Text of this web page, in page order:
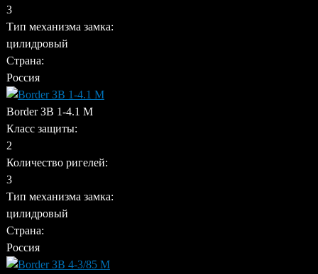
3
Тип механизма замка:
цилидровый
Страна:
Россия
Border ЗВ 1-4.1 М
Класс защиты:
2
Количество ригелей:
3
Тип механизма замка:
цилидровый
Страна:
Россия